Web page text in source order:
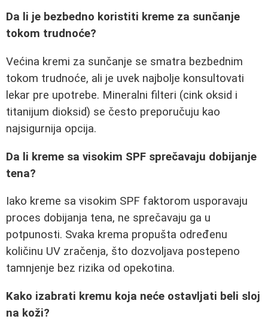
Da li je bezbedno koristiti kreme za sunčanje
tokom trudnoće?
Većina kremi za sunčanje se smatra bezbednim
tokom trudnoće, ali je uvek najbolje konsultovati
lekar pre upotrebe. Mineralni filteri (cink oksid i
titanijum dioksid) se često preporučuju kao
najsigurnija opcija.
Da li kreme sa visokim SPF sprečavaju dobijanje
tena?
Iako kreme sa visokim SPF faktorom usporavaju
proces dobijanja tena, ne sprečavaju ga u
potpunosti. Svaka krema propušta određenu
količinu UV zračenja, što dozvoljava postepeno
tamnjenje bez rizika od opekotina.
Kako izabrati kremu koja neće ostavljati beli sloj
na koži?